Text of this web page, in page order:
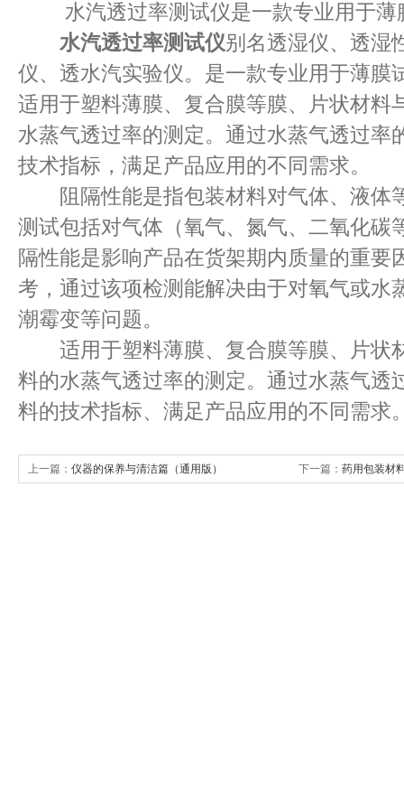
水汽透过率测试仪是一款专业用于薄
水汽透过率测试仪别名透湿仪、透湿
仪、透水汽实验仪。是一款专业用于薄膜
适用于塑料薄膜、复合膜等膜、片状材料
水蒸气透过率的测定。通过水蒸气透过率
技术指标，满足产品应用的不同需求。
阻隔性能是指包装材料对气体、液体
测试包括对气体（氧气、氮气、二氧化碳
隔性能是影响产品在货架期内质量的重要
考，通过该项检测能解决由于对氧气或水
潮霉变等问题。
适用于塑料薄膜、复合膜等膜、片状
料的水蒸气透过率的测定。通过水蒸气透
料的技术指标、满足产品应用的不同需求
上一篇： 仪器的保养与清洁篇（通用版） 下一篇： 药用包装材